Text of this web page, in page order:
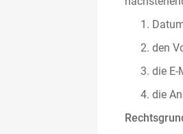
den
die E-
die